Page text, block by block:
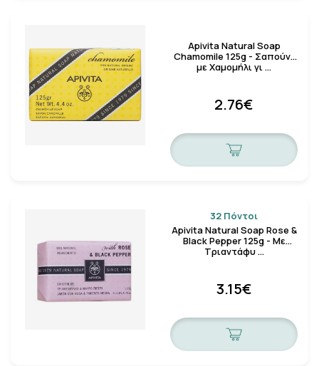
Apivita Natural Soap
Chamomile 125g - Σαπούνι
με Χαμομήλι γι …
2.76€
32 Πόντοι
Apivita Natural Soap Rose &
Black Pepper 125g - Με
Τριαντάφυ …
3.15€